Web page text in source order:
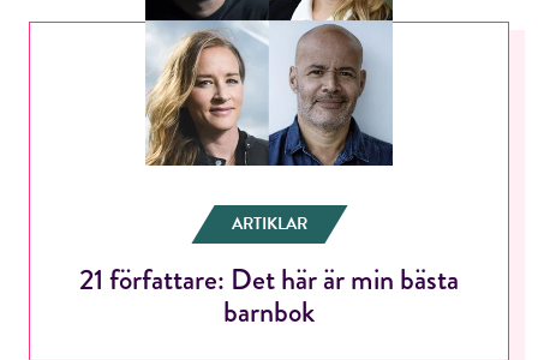
ARTIKLAR
21 författare: Det här är min bästa
barnbok